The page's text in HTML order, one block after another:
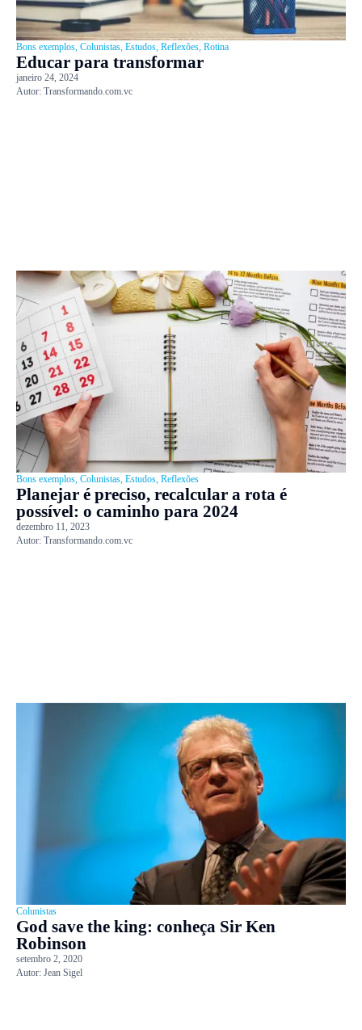
Bons exemplos, Colunistas, Estudos, Reflexões, Rotina
Educar para transformar
janeiro 24, 2024
Autor: Transformando.com.vc
Bons exemplos, Colunistas, Estudos, Reflexões
Planejar é preciso, recalcular a rota é
possível: o caminho para 2024
dezembro 11, 2023
Autor: Transformando.com.vc
Colunistas
God save the king: conheça Sir Ken
Robinson
setembro 2, 2020
Autor: Jean Sigel